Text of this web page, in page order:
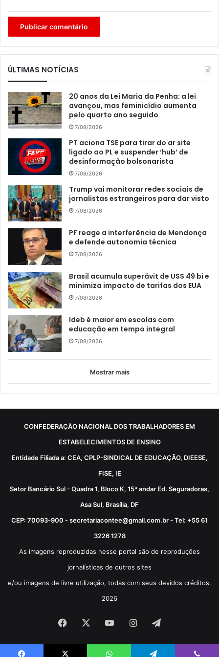
ÚLTIMAS NOTÍCIAS
20 anos da Lei Maria da Penha: a lei
avançou, mas feminicídio aumenta
pelo quarto ano seguido
7/08/2026
PT aciona TSE para tirar do ar site
ligado ao PL e suspender ‘hub’ de
desinformação bolsonarista
7/08/2026
Trump vai monitorar redes sociais de
jornalistas estrangeiros para dar visto
7/08/2026
PF reage a interferência de Mendonça
e defende autonomia técnica
7/08/2026
Brasil acumula superávit de US$ 49 bi e
minimiza impacto de tarifas dos EUA
7/08/2026
Ideb é maior em escolas com
educação em tempo integral
7/08/2026
Mostrar mais
CONFEDERAÇÃO NACIONAL DOS TRABALHADORES EM
ESTABELECIMENTOS DE ENSINO
Entidade Filiada a: CEA, CPLP-SINDICAL DE EDUCAÇÃO, DIEESE,
FISE, IE
Setor Bancário Sul - Quadra 1, Bloco K, 15º andar Ed. Seguradoras,
Asa Sul, Brasília, DF
CEP: 70093-900 - secretariacontee@gmail.com.br - Tel: +55 61
3226 1278
As imagens reproduzidas nesse portal são de reproduções
jornalísticas de outros sites
e/ou imagens de livre utilização, todas com seus devidos créditos.
2026
Facebook YouTubeInstagram